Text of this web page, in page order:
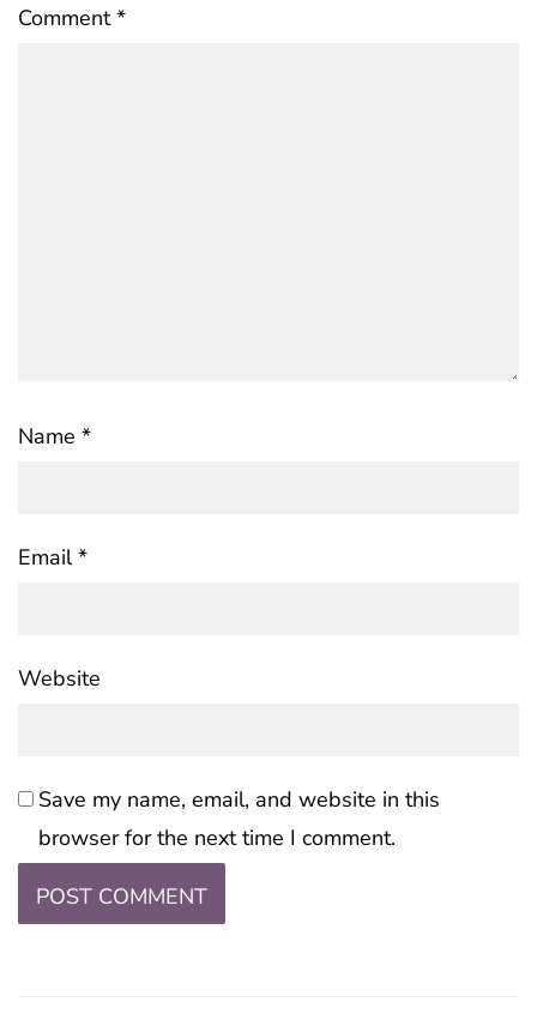
Comment*
Name *
Email*
Website
Save my name, email, and website in this
browser for the next time I comment.